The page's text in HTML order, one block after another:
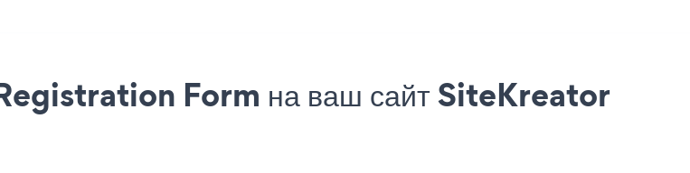
Form на ваш сайт SiteKreator